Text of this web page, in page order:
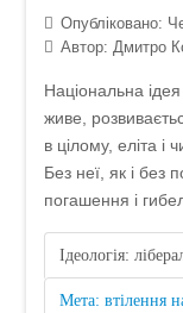
Опубліковано:
Автор: Дмитро
Національна
живе,
в цілому, еліта і
Без неї, як і без
погашення і
Ідеологія:
Мета: втілення